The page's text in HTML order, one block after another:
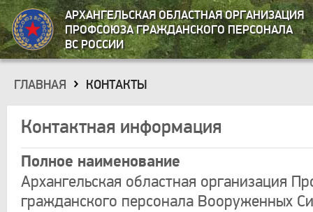
АРХАНГЕЛЬСКАЯ ОБЛАСТНАЯ ОРГАНИЗАЦИЯ
ПРОФСОЮЗА ГРАЖДАНСКОГО ПЕРСОНАЛА
ВС РОССИИ
ГЛАВНАЯ КОНТАКТЫ
Контактная информация
Полное наименование
Архангельская областная организация
гражданского персонала Вооруженных